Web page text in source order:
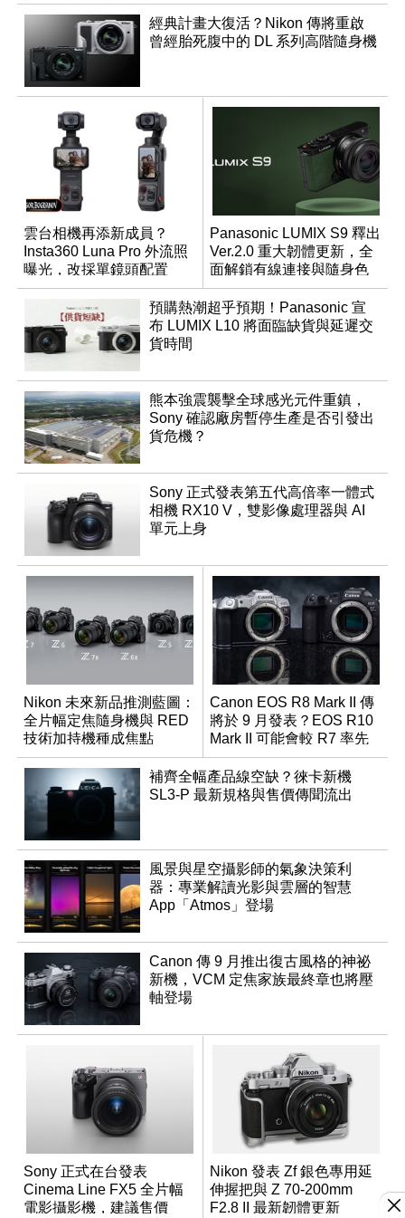
經典計畫大復活？Nikon 傳將重啟
曾經胎死腹中的 DL 系列高階隨身機
雲台相機再添新成員？
Insta360 Luna Pro 外流照
曝光，改採單鏡頭配置
Panasonic LUMIX S9 釋出
Ver.2.0 重大韌體更新，全
面解鎖有線連接與隨身色
調編輯
預購熱潮超乎預期！Panasonic 宣
布 LUMIX L10 將面臨缺貨與延遲交
貨時間
熊本強震襲擊全球感光元件重鎮，
Sony 確認廠房暫停生產是否引發出
貨危機？
Sony 正式發表第五代高倍率一體式
相機 RX10 V，雙影像處理器與 AI
單元上身
Nikon 未來新品推測藍圖：
全片幅定焦隨身機與 RED
技術加持機種成焦點
Canon EOS R8 Mark II 傳
將於 9 月發表？EOS R10
Mark II 可能會較 R7 率先
推出
補齊全幅產品線空缺？徠卡新機
SL3-P 最新規格與售價傳聞流出
風景與星空攝影師的氣象決策利
器：專業解讀光影與雲層的智慧
App「Atmos」登場
Canon 傳 9 月推出復古風格的神祕
新機，VCM 定焦家族最終章也將壓
軸登場
Sony 正式在台發表
Cinema Line FX5 全片幅
電影攝影機，建議售價
Nikon 發表 Zf 銀色專用延
伸握把與 Z 70-200mm
F2.8 II 最新韌體更新